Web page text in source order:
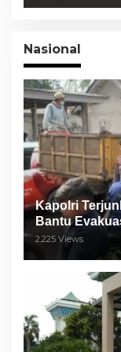
Nasional
Kapolri
Bantu
Semeru
2,225 Views